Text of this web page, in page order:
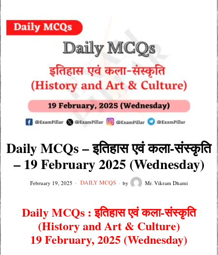
Daily MCQs – इतिहास एवं कला-संस्कृति
– 19 February 2025 (Wednesday)
February 19, 2025 DAILY MCQS by Mr. Vikram Dhami
Daily MCQs : इतिहास एवं कला-संस्कृति
(History and Art & Culture)
19 February, 2025 (Wednesday)